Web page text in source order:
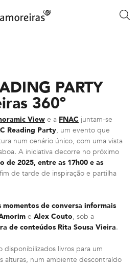
PARTY
360º
View e a FNAC juntam-se
Reading Party, um evento que
num cenário único, com uma vista
A iniciativa decorre no próximo
de 2025, entre as 17h00 e as
de tarde de inspiração e partilha
momentos de conversa informais
e Alex Couto, sob a
de conteúdos Rita Sousa Vieira.
disponibilizados livros para um
alturas, num ambiente descontraído